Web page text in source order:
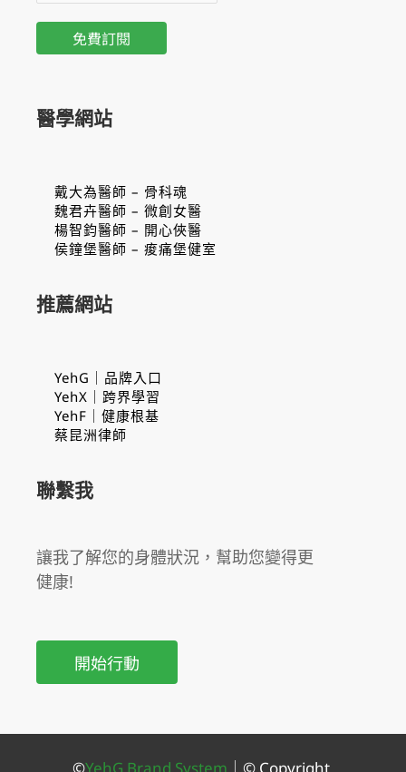
醫學網站
戴大為醫師 – 骨科魂
魏君卉醫師 – 微創女醫
楊智鈞醫師 – 開心俠醫
侯鐘堡醫師 – 痠痛堡健室
推薦網站
YehG｜品牌入口
YehX｜跨界學習
YehF｜健康根基
蔡昆洲律師
聯繫我
讓我了解您的身體狀況，幫助您變得更
健康!
開始行動